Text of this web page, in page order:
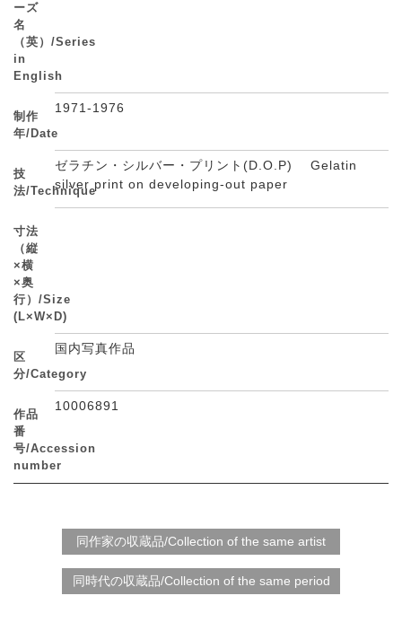
ーズ
名
（英）/Series
in
English
制作
年/Date
1971-1976
技
法/Technique
ゼラチン・シルバー・プリント(D.O.P) Gelatin
silver print on developing-out paper
寸法
（縦
×横
×奥
行）/Size
(L×W×D)
区
分/Category
国内写真作品
作品
番
号/Accession
number
10006891